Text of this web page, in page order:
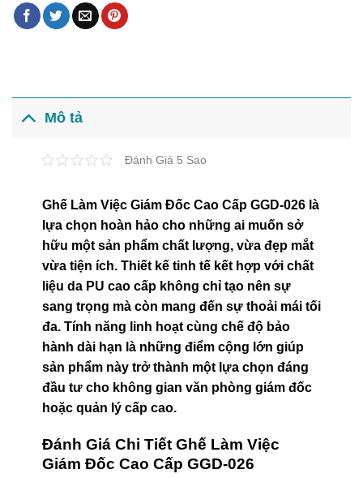
Mô tả
Đánh Giá 5 Sao
Ghế Làm Việc Giám Đốc Cao Cấp GGD-026 là
lựa chọn hoàn hảo cho những ai muốn sở
hữu một sản phẩm chất lượng, vừa đẹp mắt
vừa tiện ích. Thiết kế tinh tế kết hợp với chất
liệu da PU cao cấp không chỉ tạo nên sự
sang trọng mà còn mang đến sự thoải mái tối
đa. Tính năng linh hoạt cùng chế độ bảo
hành dài hạn là những điểm cộng lớn giúp
sản phẩm này trở thành một lựa chọn đáng
đầu tư cho không gian văn phòng giám đốc
hoặc quản lý cấp cao.
Đánh Giá Chi Tiết Ghế Làm Việc
Giám Đốc Cao Cấp GGD-026